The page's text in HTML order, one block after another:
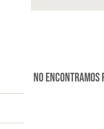
No encontramos